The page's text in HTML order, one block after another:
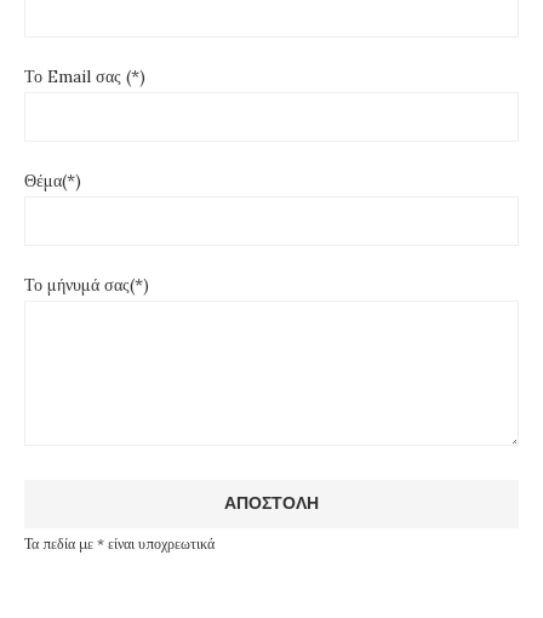
Το Email σας (*)
Θέμα(*)
Το μήνυμά σας(*)
Τα πεδία με * είναι υποχρεωτικά